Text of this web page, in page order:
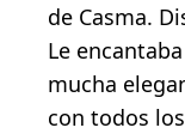
de Casma.
Le
mucha
con todos